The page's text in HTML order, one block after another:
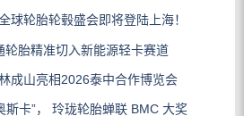
球轮胎轮毂盛会即将登陆上海！
轮胎精准切入新能源轻卡赛道
成山亮相2026泰中合作博览会
斯卡”， 玲珑轮胎蝉联 BMC 大奖